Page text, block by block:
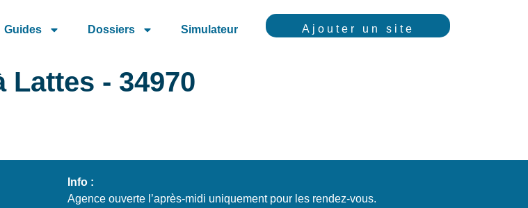
Guides Dossiers Simulateur Ajouter un site
Lattes - 34970
Info :
Agence ouverte l’après-midi uniquement pour les rendez-vous.